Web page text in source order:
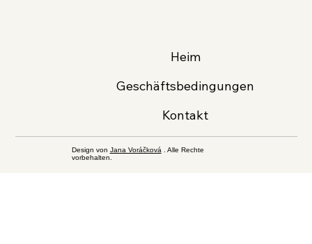
Heim
Geschäftsbedingungen
Kontakt
Design von Jana Voráčková. Alle Rechte
vorbehalten.